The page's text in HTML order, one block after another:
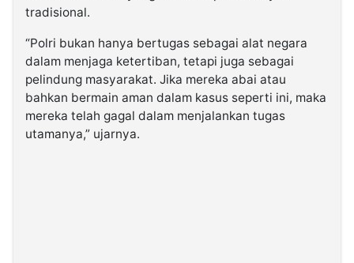
tradisional.
“Polri bukan hanya bertugas sebagai alat negara
dalam menjaga ketertiban, tetapi juga sebagai
pelindung masyarakat. Jika mereka abai atau
bahkan bermain aman dalam kasus seperti ini, maka
mereka telah gagal dalam menjalankan tugas
utamanya,” ujarnya.